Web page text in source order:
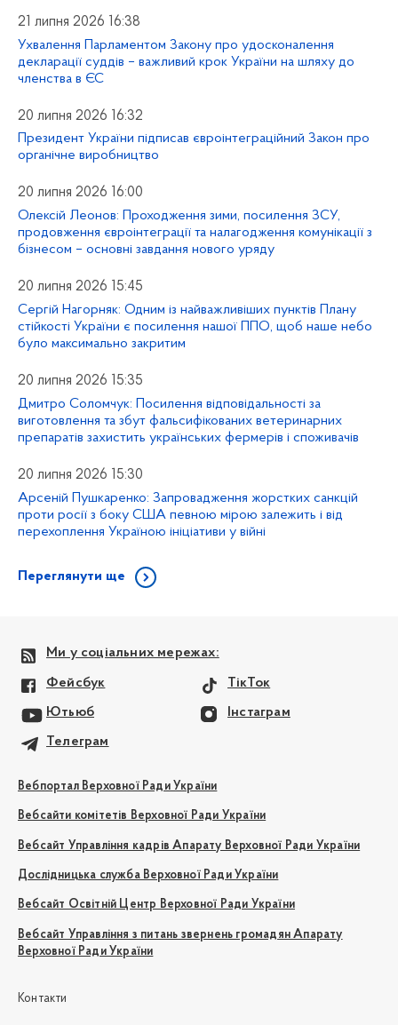
21 липня 2026 16:38
Ухвалення Парламентом Закону про удосконалення
декларації суддів – важливий крок України на шляху до
членства в ЄС
20 липня 2026 16:32
Президент України підписав євроінтеграційний Закон про
органічне виробництво
20 липня 2026 16:00
Олексій Леонов: Проходження зими, посилення ЗСУ,
продовження євроінтеграції та налагодження комунікації з
бізнесом – основні завдання нового уряду
20 липня 2026 15:45
Сергій Нагорняк: Одним із найважливіших пунктів Плану
стійкості України є посилення нашої ППО, щоб наше небо
було максимально закритим
20 липня 2026 15:35
Дмитро Соломчук: Посилення відповідальності за
виготовлення та збут фальсифікованих ветеринарних
препаратів захистить українських фермерів і споживачів
20 липня 2026 15:30
Арсеній Пушкаренко: Запровадження жорстких санкцій
проти росії з боку США певною мірою залежить і від
перехоплення Україною ініціативи у війні
Переглянути ще
Ми у соціальних мережах:
Фейсбук ТікТок
Ютьюб Інстаграм
Телеграм
Вебпортал Верховної Ради України
Вебсайти комітетів Верховної Ради України
Вебсайт Управління кадрів Апарату Верховної Ради України
Дослідницька служба Верховної Ради України
Вебсайт Освітній Центр Верховної Ради України
Вебсайт Управління з питань звернень громадян Апарату
Верховної Ради України
Контакти